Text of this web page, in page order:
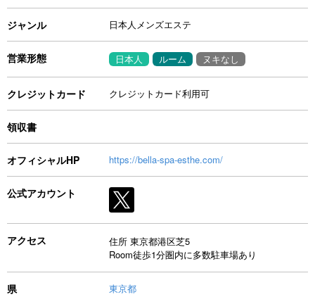
ジャンル 日本人メンズエステ
営業形態 日本人 ルーム ヌキなし
クレジットカード クレジットカード利用可
領収書
オフィシャルHP https://bella-spa-esthe.com/
公式アカウント
アクセス
住所 東京都港区芝5
Room徒歩1分圏内に多数駐車場あり
県 東京都